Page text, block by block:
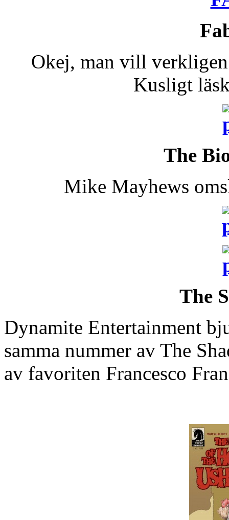
Okej, man vill
Kusligt
The
Mike Mayhews
The
Dynamite Entertainment
samma nummer av The
av favoriten Francesco